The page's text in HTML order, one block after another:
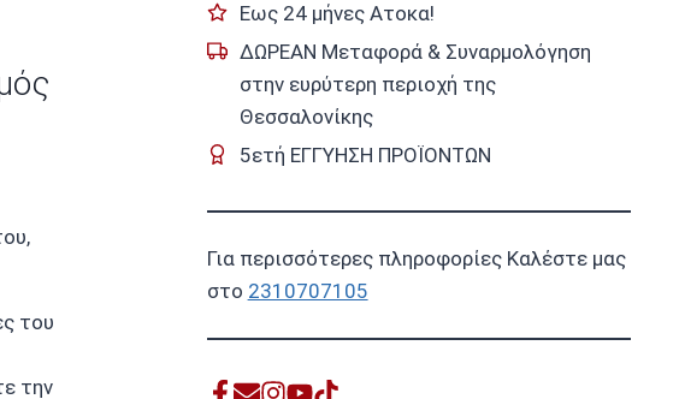
του
την
€1.950,00.
Εως 24 μήνες Ατοκα!
ΔΩΡΕΑΝ Μεταφορά & Συναρμολόγηση
στην ευρύτερη περιοχή της
Θεσσαλονίκης
5ετή ΕΓΓΥΗΣΗ ΠΡΟΪΟΝΤΩΝ
Για περισσότερες πληροφορίες Καλέστε μας
στο 2310707105